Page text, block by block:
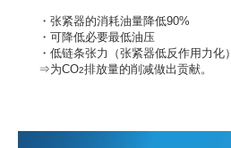
・张紧器的消耗油量降低90%
・可降低必要最低油压
・低链条张力（张紧器低反作用力化）
⇒为CO2排放量的削减做出贡献。